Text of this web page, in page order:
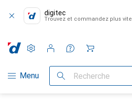
digitec
Trouvez et commandez plus vite
Navigation par catégorie
Menu Recherche
Paramètres
Compte client
Listes de comparaison
Listes d'envies
Panier